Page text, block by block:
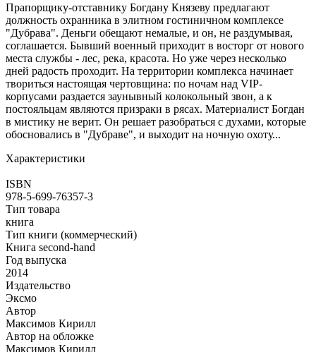
Прапорщику-отставнику Богдану Князеву предлагают
должность охранника в элитном гостиничном комплексе
"Дубрава". Деньги обещают немалые, и он, не раздумывая,
соглашается. Бывший военный приходит в восторг от нового
места службы - лес, река, красота. Но уже через несколько
дней радость проходит. На территории комплекса начинает
твориться настоящая чертовщина: по ночам над VIP-
корпусами раздается заунывный колокольный звон, а к
постояльцам являются призраки в рясах. Материалист Богдан
в мистику не верит. Он решает разобраться с духами, которые
обосновались в "Дубраве", и выходит на ночную охоту...
Характеристики
ISBN
978-5-699-76357-3
Тип товара
книга
Тип книги (коммерческий)
Книга second-hand
Год выпуска
2014
Издательство
Эксмо
Автор
Максимов Кирилл
Автор на обложке
Максимов Кирилл